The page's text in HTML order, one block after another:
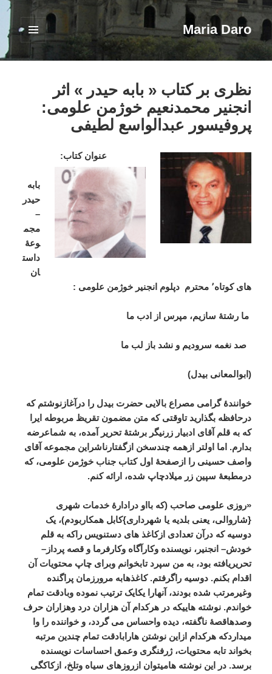
Maria Daro
فهرست
ابزارک‌ها
نظری بر کتاب « بابه حیدر » اثر
انجنیر محمدنعیم خوژمن علومی:
پروفیسور عبدالواسع لطیفی
عنوان کتاب:
بابه
حیدر
–
مجم
وعۀ
داست
ان
های کوتاه٬ محترم دپلوم انجنیر خوژمن علومی :
ما رشتۀ سازیم، مپرس از ادب ما
صد نغمه سرودیم و نشد باز لب ما
( ابوالمعانی بیدل)
خوانندۀ گرامی مصراع بالایی حضرت بیدل را درآغازنوشتم که
درحافظه بگذارید تاوقتی که متن مضمون تقریظ مربوطه ایرا
که به قلم آقای ادبیار زرنیگر برشتۀ تحریر آمده، به شماعرضه
بدارم. اما اولتر ازهمه چندسخن ازگفتارناشراین مجموعه آقای
واصف حسینی را ازصفحۀ اول کتاب جناب خوژمن علومی، که
درمطبعۀ سپین زر میلادچاپ شده، ارائه کنم.
«روزی علومی صاحب (که بااو درادارۀ خدمات شهری
{شاروالی، یعنی بلدیه یا شهرداری}کابل همکاربودم)، یک
دوسیه که درآن تعدادی ازکاغذ های دستنویس راکه به قلم
خودش– انجنیر، نویسنده وکارآگاه وکارفرما و قصه پرداز–
تحریریافته بود، به من سپرد تابخوانم وبرای چاپ محتویات آن
اقدام بکنم.دوسیه راگرفتم.کاغذهابه مرورزمان پراگنده
وغیرمرتب شده بودند، آنهارا یکایک ترتیب نموده وبادقت تمام
خواندم.نوشته هاییکه در هرکدام آن هزاران درد وهزاران حرف
وصدهاقصۀ ناگفته، دیده واحساس می گردد، و خواننده را
وا
میداردکه هرکدام ازاین نوشتن هارابادقت تمام چندین مرتبه
بخواند تابه محتویات، ژرفنگری وعمق احساسات نویسنده
برسد.در این نوشته هامیتوان ازروزهای سیاه وتلخ، ازکاکگی